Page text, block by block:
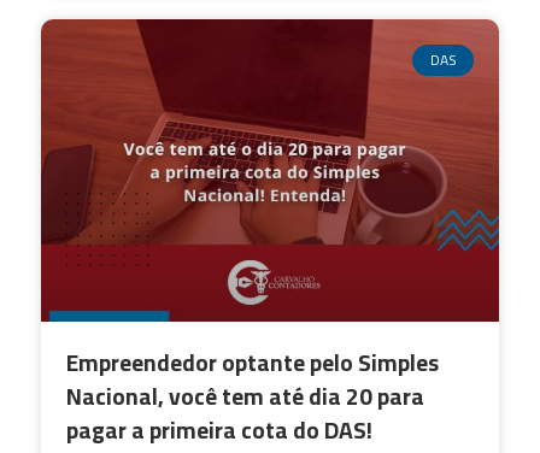
DAS
Empreendedor optante pelo Simples
Nacional, você tem até dia 20 para
pagar a primeira cota do DAS!